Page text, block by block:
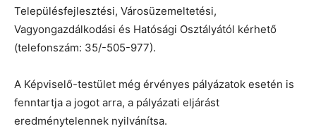
Településfejlesztési, Városüzemeltetési,
Vagyongazdálkodási és Hatósági Osztályától kérhető
(telefonszám: 35/-505-977).
A Képviselő-testület még érvényes pályázatok esetén is
fenntartja a jogot arra, a pályázati eljárást
eredménytelennek nyilvánítsa.